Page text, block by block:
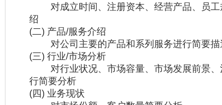
对成立时间、注册资本、经营产品、员工
绍
(二) 产品/服务介绍
对公司主要的产品和系列服务进行简要描
(三) 行业/市场分析
对行业状况、市场容量、市场发展前景、
行简要分析
(四) 业务现状